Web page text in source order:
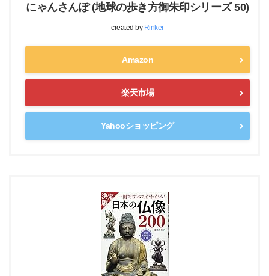
にゃんさんぽ (地球の歩き方御朱印シリーズ 50)
created by Rinker
Amazon
楽天市場
Yahooショッピング